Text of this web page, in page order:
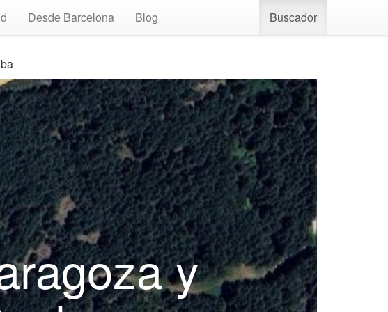
Desde Barcelona Blog Buscador
y